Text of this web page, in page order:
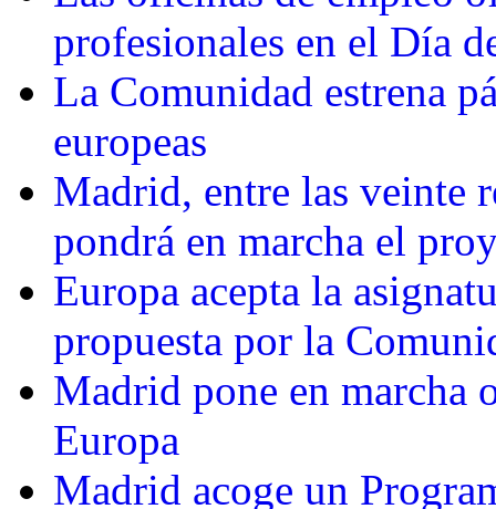
profesionales en el Día
La Comunidad estrena
europeas
Madrid, entre las veinte
pondrá en marcha el
Europa acepta la
propuesta por la
Madrid pone en marcha
Europa
Madrid acoge un